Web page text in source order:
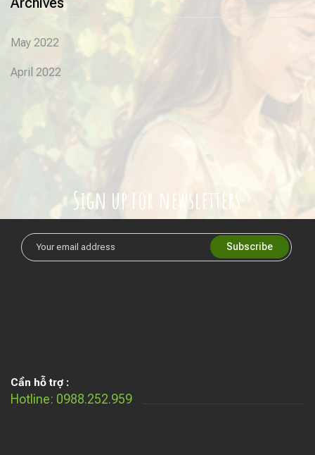
May 2022
April 2022
Sign up for newsletters
Cần hỗ trợ :
Hotline: 0988.252.959